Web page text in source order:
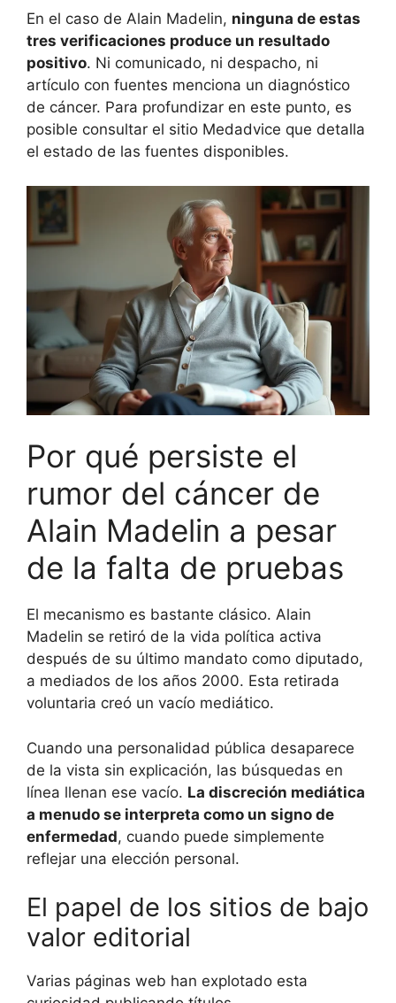
En el caso de Alain Madelin, ninguna de estas
tres verificaciones produce un resultado
positivo. Ni comunicado, ni despacho, ni
artículo con fuentes menciona un diagnóstico
de cáncer. Para profundizar en este punto, es
posible consultar el sitio Medadvice que detalla
el estado de las fuentes disponibles.
Por qué persiste el
rumor del cáncer de
Alain Madelin a pesar
de la falta de pruebas
El mecanismo es bastante clásico. Alain
Madelin se retiró de la vida política activa
después de su último mandato como diputado,
a mediados de los años 2000. Esta retirada
voluntaria creó un vacío mediático.
Cuando una personalidad pública desaparece
de la vista sin explicación, las búsquedas en
línea llenan ese vacío. La discreción mediática
a menudo se interpreta como un signo de
enfermedad, cuando puede simplemente
reflejar una elección personal.
El papel de los sitios de bajo
valor editorial
Varias páginas web han explotado esta